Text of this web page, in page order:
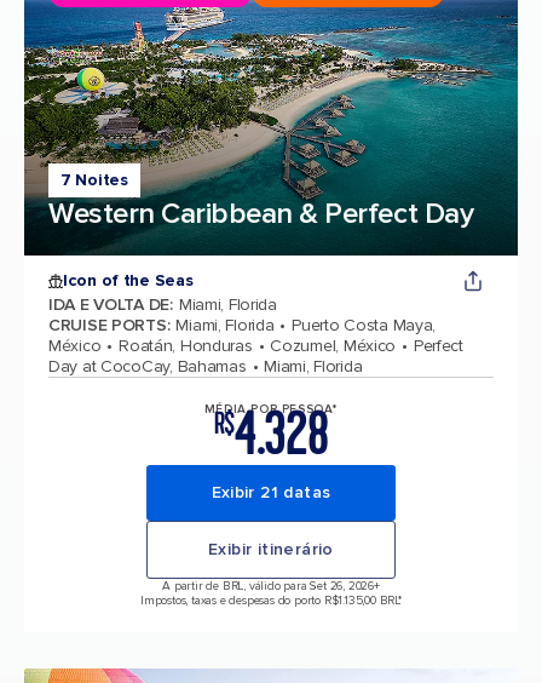
7 Noites
Western Caribbean & Perfect Day
Icon of the Seas
IDA E VOLTA DE: Miami, Florida
CRUISE PORTS: Miami, Florida
Puerto Costa Maya,
México
Roatán, Honduras Cozumel, México
Perfect
Day at CocoCay, Bahamas
Miami, Florida
MÉDIA POR PESSOA*
R$4.328
Exibir 21 datas
Exibir itinerário
A partir de BRL, válido para Set 26, 2026+
Impostos, taxas e despesas do porto R$1.135,00 BRL*